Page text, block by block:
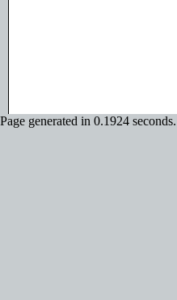
Page generated in 0.1924 seconds.